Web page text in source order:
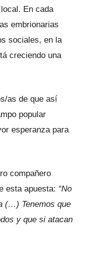
En cada
embrionarias
sociales, en la
creciendo una
as de que así
popular
esperanza para
compañero
esta apuesta: “No
(…) Tenemos que
y que si atacan